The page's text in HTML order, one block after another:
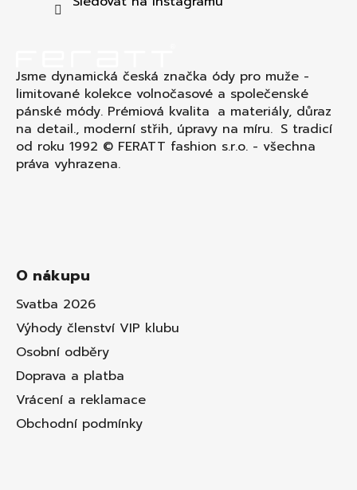
Jsme dynamická česká značka ódy pro muže -
limitované kolekce volnočasové a společenské
pánské módy. Prémiová kvalita a materiály, důraz
na detail., moderní střih, úpravy na míru. S tradicí
od roku 1992 © FERATT fashion s.r.o. - všechna
práva vyhrazena.
O nákupu
Svatba 2026
Výhody členství VIP klubu
Osobní odběry
Doprava a platba
Vrácení a reklamace
Obchodní podmínky